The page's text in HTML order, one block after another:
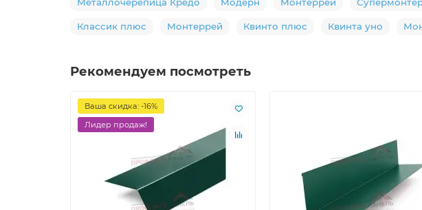
Классик плюс Монтеррей Квинто плюс Квинта уно
Рекомендуем посмотреть
Ваша скидка: -16%
Лидер продаж!